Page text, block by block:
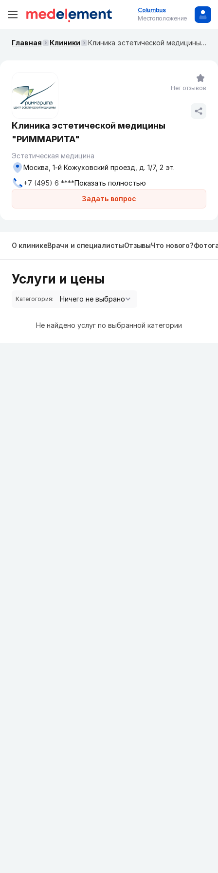
Columbus
Местоположение
Главная Клиники Клиника эстетической медицины "РИММАРИТА"
Клиника эстетической медицины
"РИММАРИТА"
Эстетическая медицина
Задать вопрос
Москва, 1-й Кожуховский проезд, д. 1/7, 2 эт.
+7 (495) 6 ****Показать полностью
Нет отзывов
О клиникеВрачи и специалистыОтзывыЧто нового?
Услуги и цены
Категогория:
Не найдено услуг по выбранной категории